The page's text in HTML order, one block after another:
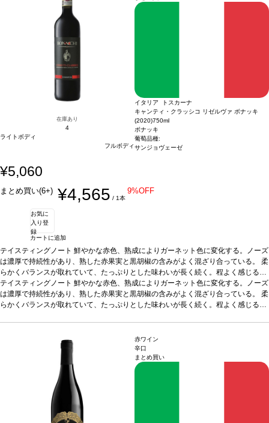
在庫あり
4
ライトボディ
フルボディ
イタリア トスカーナ
キャンティ・クラッシコ リゼルヴァ ボナッキ
(2020)750ml
ボナッキ
葡萄品種:
サンジョヴェーゼ
¥5,060
まとめ買い(6+) ¥4,565 / 1本
9%OFF
お気に
入り登
録
カートに追加
テイスティングノート 鮮やかな赤色、熟成によりガーネット色に変化する。ノーズ
は濃厚で持続性があり、熟した赤果実と黒胡椒の含みがよく混ざり合っている。 柔
らかくバランスが取れていて、たっぷりとした味わいが長く続く。程よく感じるタ
ンニンは、素晴らしく溶け込んでいる。合う料理濃厚な料理、グリル肉、ジビエ
などと好相性葡萄品種 100% サンジョヴェーゼ*本ヴィンテージが在庫切れの場
合、在庫があり価格が同様の場合は自動的に次のヴィンテージに変更されます、ご
テイスティングノート 鮮やかな赤色、熟成によりガーネット色に変化する。ノーズ
は濃厚で持続性があり、熟した赤果実と黒胡椒の含みがよく混ざり合っている。 柔
らかくバランスが取れていて、たっぷりとした味わいが長く続く。程よく感じるタ
合、在庫があり価格が同様の場合は自動的に次のヴィンテージに変更されます、ご
赤ワイン
辛口
まとめ買い